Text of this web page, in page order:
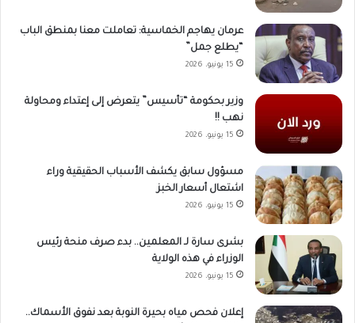
عرمان يهاجم الخماسية: تعاملت معنا بمنطق الباب
“يطلع جمل”
15 يونيو، 2026
وزير بحكومة “تأسيس” يتعرض إلى إعتداء ومحاولة
نهب !!
15 يونيو، 2026
مسؤول سابق يكشف الأسباب الحقيقية وراء
اشتعال أسعار الخبز
15 يونيو، 2026
بشرى سارة لـ المعلمين.. بدء صرف منحة رئيس
الوزراء في هذه الولاية
15 يونيو، 2026
إعلان فحص مياه بحيرة النوبة بعد نفوق الأسماك..